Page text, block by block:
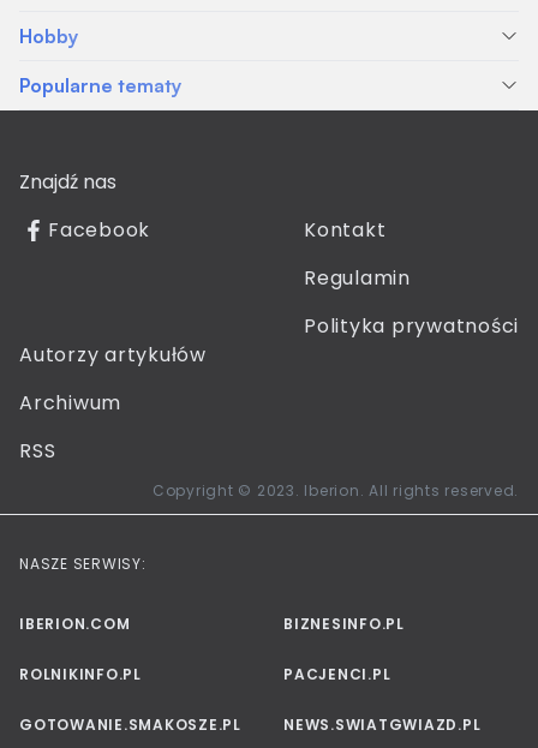
Hobby
Popularne tematy
Znajdź nas
Facebook
Kontakt
Regulamin
Polityka prywatności
Autorzy artykułów
Archiwum
RSS
Copyright © 2023. Iberion. All rights reserved.
NASZE SERWISY:
IBERION.COM BIZNESINFO.PL
ROLNIKINFO.PL PACJENCI.PL
GOTOWANIE.SMAKOSZE.PL NEWS.SWIATGWIAZD.PL